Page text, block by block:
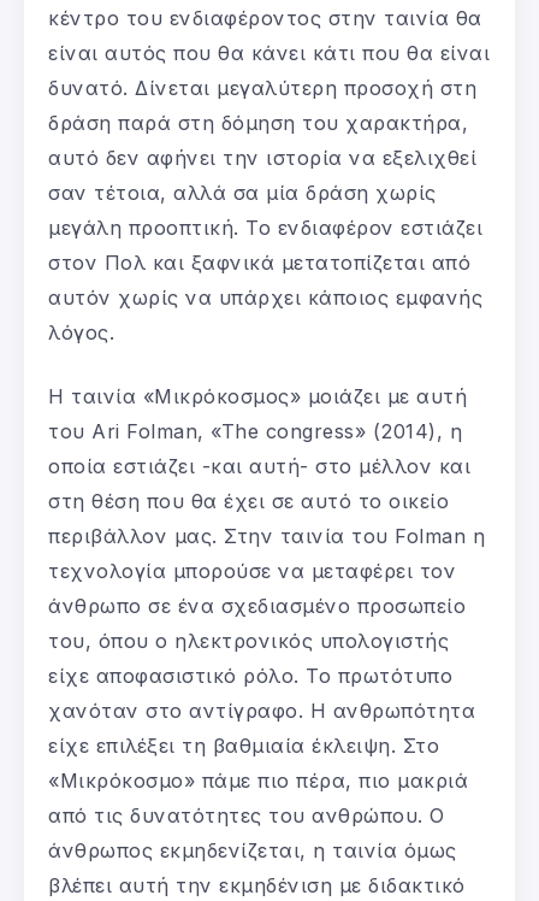
κέντρο του ενδιαφέροντος στην ταινία θα
είναι αυτός που θα κάνει κάτι που θα είναι
δυνατό. Δίνεται μεγαλύτερη προσοχή στη
δράση παρά στη δόμηση του χαρακτήρα,
αυτό δεν αφήνει την ιστορία να εξελιχθεί
σαν τέτοια, αλλά σα μία δράση χωρίς
μεγάλη προοπτική. Το ενδιαφέρον εστιάζει
στον Πολ και ξαφνικά μετατοπίζεται από
αυτόν χωρίς να υπάρχει κάποιος εμφανής
λόγος.
Η ταινία «Μικρόκοσμος» μοιάζει με αυτή
του Ari Folman, «The congress» (2014), η
οποία εστιάζει -και αυτή- στο μέλλον και
στη θέση που θα έχει σε αυτό το οικείο
περιβάλλον μας. Στην ταινία του Folman η
τεχνολογία μπορούσε να μεταφέρει τον
άνθρωπο σε ένα σχεδιασμένο προσωπείο
του, όπου ο ηλεκτρονικός υπολογιστής
είχε αποφασιστικό ρόλο. Το πρωτότυπο
χανόταν στο αντίγραφο. Η ανθρωπότητα
είχε επιλέξει τη βαθμιαία έκλειψη. Στο
«Μικρόκοσμο» πάμε πιο πέρα, πιο μακριά
από τις δυνατότητες του ανθρώπου. Ο
άνθρωπος εκμηδενίζεται, η ταινία όμως
βλέπει αυτή την εκμηδένιση με διδακτικό